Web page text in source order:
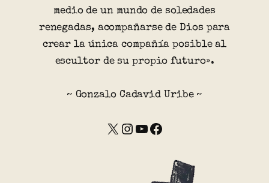
medio de un mundo de soledades
renegadas, acompañarse de Dios para
crear la única compañía posible al
escultor de su propio futuro».
~ Gonzalo Cadavid Uribe ~
X Instagram YouTube Facebook